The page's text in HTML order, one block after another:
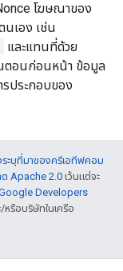
โฆษณาของ
นเอง เช่น
และแทนที่ด้วย
ตอนก่อนหน้า ข้อมูล
รประกอบของ
ะบุที่มาของครีเอทีฟคอม
Apache 2.0เว้นแต่จะ
Developers
หรือบริษัทในเครือ